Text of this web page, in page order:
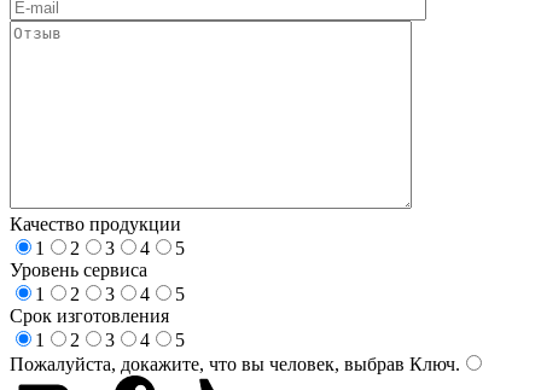
Качество продукции
1
2 3 4
5
Уровень сервиса
1
2 3 4
5
Срок изготовления
1
2 3 4
5
Пожалуйста, докажите, что вы человек, выбрав Ключ.